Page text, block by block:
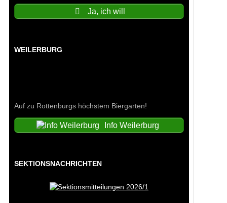
Ja, ich will
WEILERBURG
Auf zu Rottenburgs höchstem Biergarten!
Info Weilerburg
SEKTIONSNACHRICHTEN